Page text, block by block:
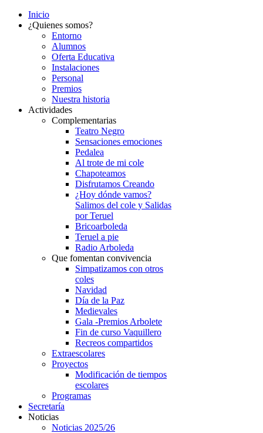
Inicio
¿Quienes somos?
Entorno
Alumnos
Oferta Educativa
Instalaciones
Personal
Premios
Nuestra historia
Actividades
Complementarias
Teatro Negro
Sensaciones emociones
Pedalea
Al trote de mi cole
Chapoteamos
Disfrutamos Creando
¿Hoy dónde vamos?
Salimos del cole y Salidas
por Teruel
Bricoarboleda
Teruel a pie
Radio Arboleda
Que fomentan convivencia
Simpatizamos con otros
coles
Navidad
Día de la Paz
Medievales
Gala -Premios Arbolete
Fin de curso Vaquillero
Recreos compartidos
Extraescolares
Proyectos
Modificación de tiempos
escolares
Programas
Secretaría
Noticias
Noticias 2025/26